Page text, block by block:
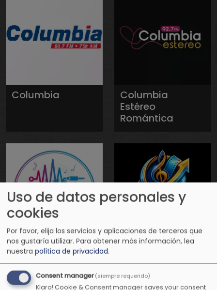
Columbia
Columbia
Estéreo
Romántica
Conexión
Positiva Radio
Positiva
Televisión
Uso de datos personales y
cookies
Por favor, elija los servicios y aplicaciones de terceros que
nos gustaría utilizar. Para obtener más información, lea
nuestra política de privacidad.
Consent manager(siempre requerido)
Klaro! Cookie & Consent manager saves your consent